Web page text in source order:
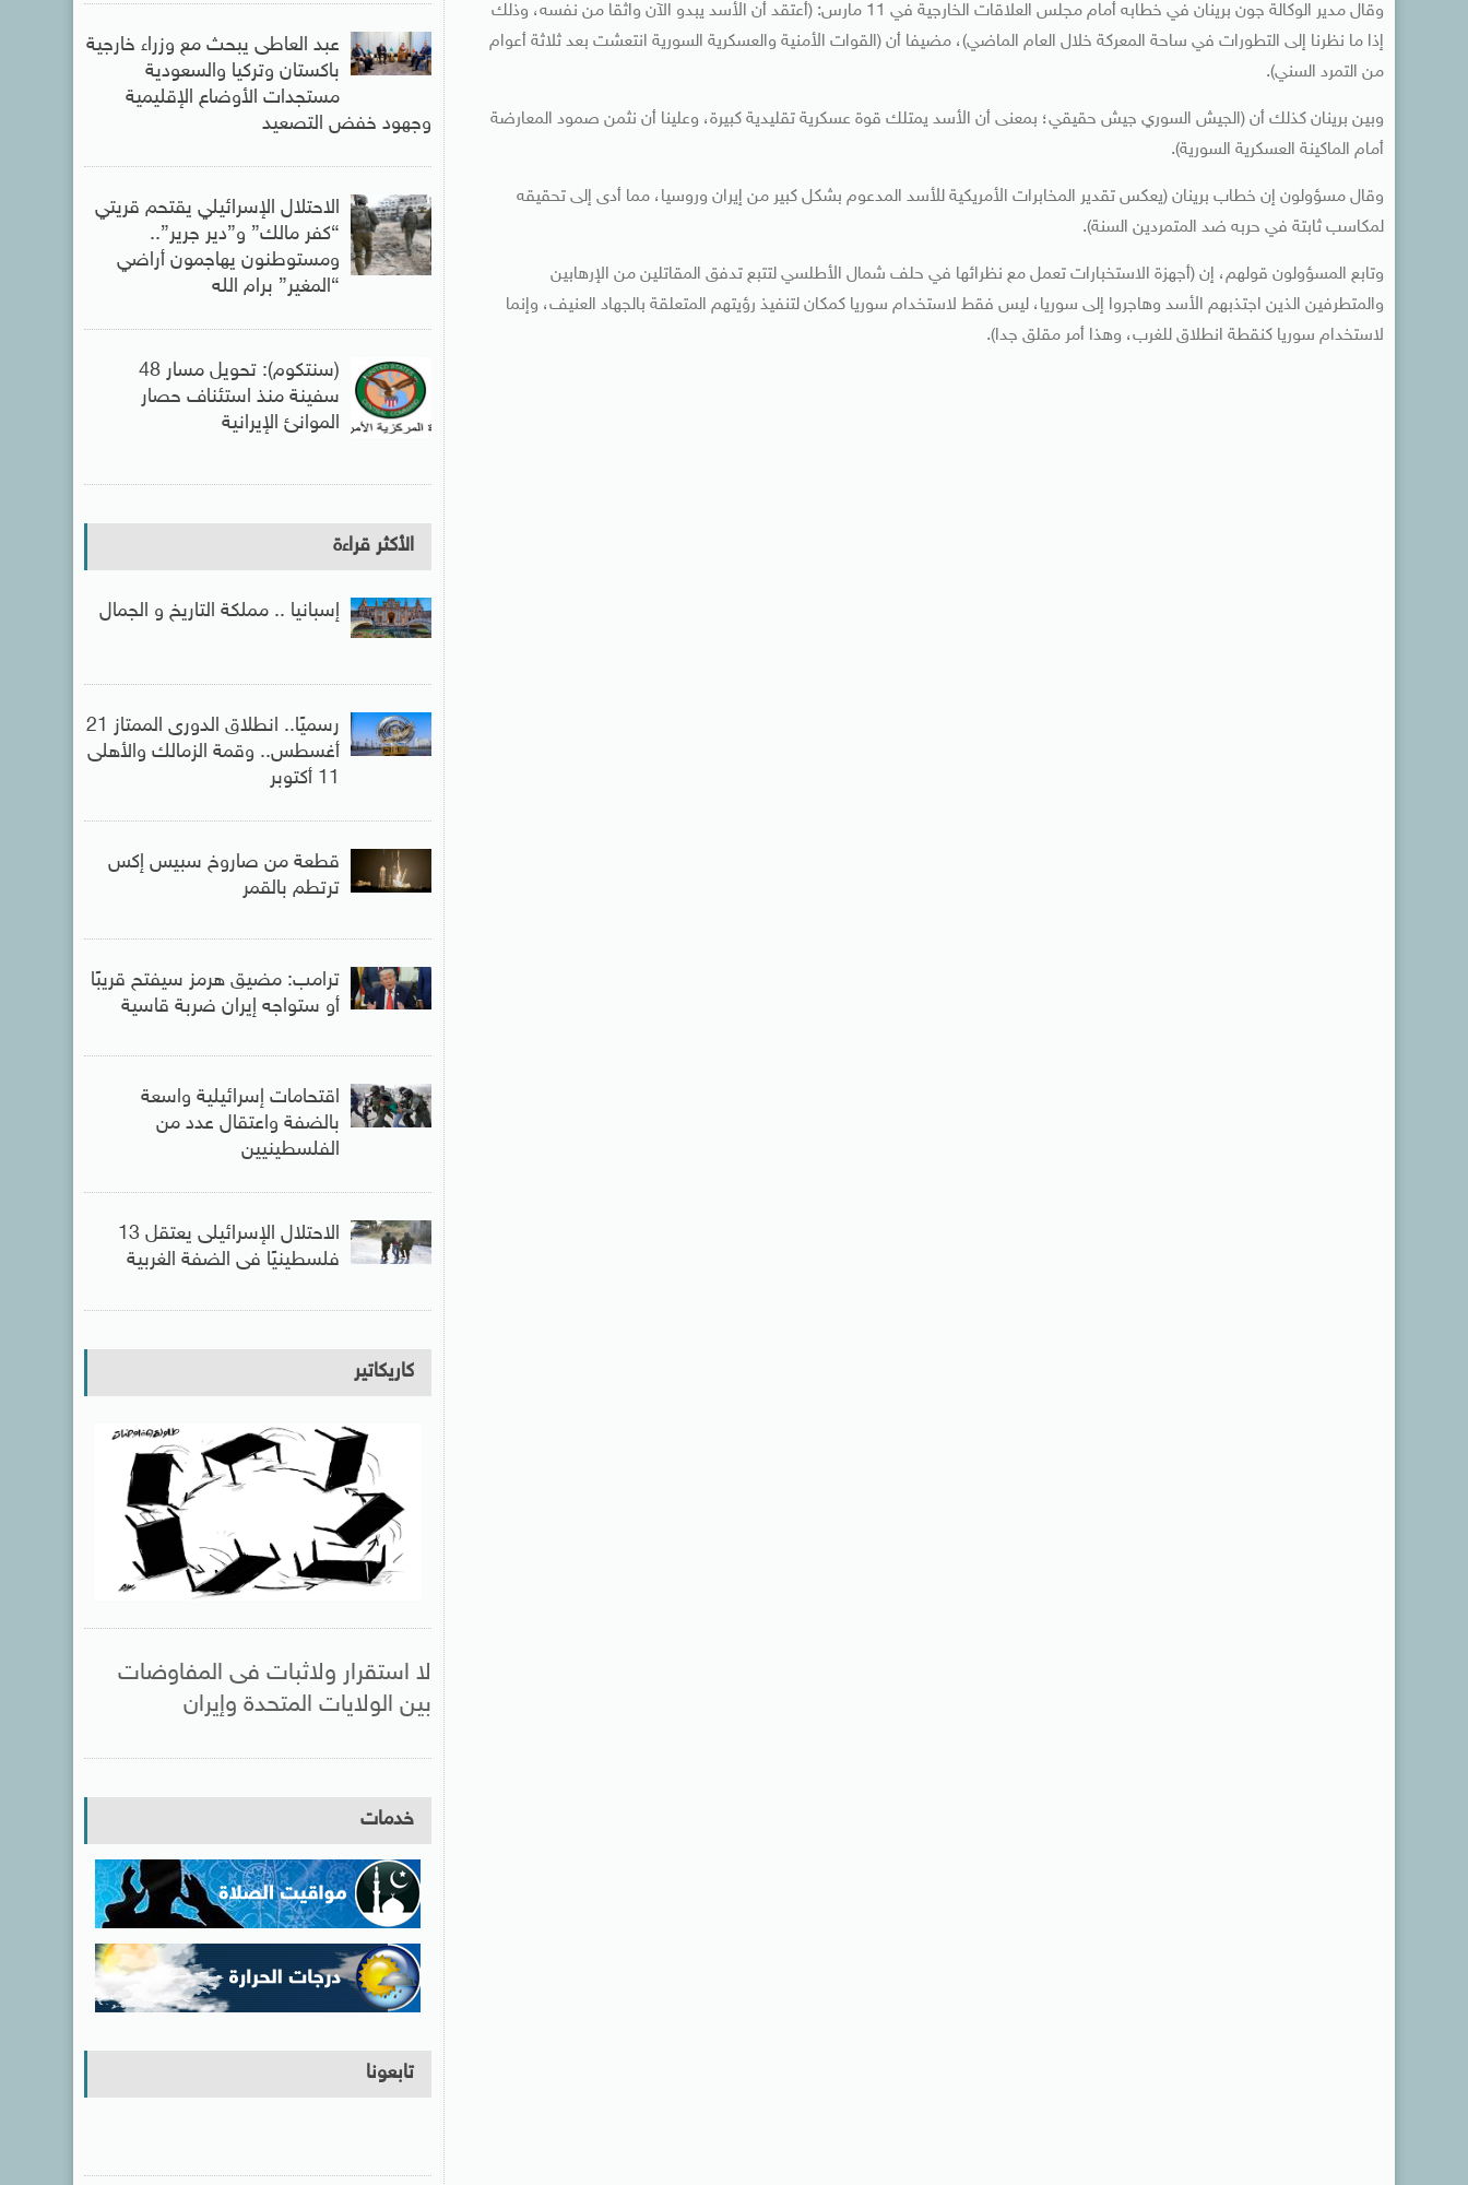
وقال مدير الوكالة جون برينان في خطابه أمام مجلس العلاقات الخارجية في 11 مارس: (أعتقد أن الأسد يبدو الآن واثقا من نفسه، وذلك
إذا ما نظرنا إلى التطورات في ساحة المعركة خلال العام الماضي)، مضيفا أن (القوات الأمنية والعسكرية السورية انتعشت بعد ثلاثة أعوام
من التمرد السني).
وبين برينان كذلك أن (الجيش السوري جيش حقيقي؛ بمعنى أن الأسد يمتلك قوة عسكرية تقليدية كبيرة، وعلينا أن نثمن صمود المعارضة
أمام الماكينة العسكرية السورية).
وقال مسؤولون إن خطاب برينان (يعكس تقدير المخابرات الأمريكية للأسد المدعوم بشكل كبير من إيران وروسيا، مما أدى إلى تحقيقه
لمكاسب ثابتة في حربه ضد المتمردين السنة).
وتابع المسؤولون قولهم، إن (أجهزة الاستخبارات تعمل مع نظرائها في حلف شمال الأطلسي لتتبع تدفق المقاتلين من الإرهابين
والمتطرفين الذين اجتذبهم الأسد وهاجروا إلى سوريا، ليس فقط لاستخدام سوريا كمكان لتنفيذ رؤيتهم المتعلقة بالجهاد العنيف، وإنما
لاستخدام سوريا كنقطة انطلاق للغرب، وهذا أمر مقلق جدا).
عبد العاطى يبحث مع وزراء خارجية
باكستان وتركيا والسعودية
مستجدات الأوضاع الإقليمية
وجهود خفض التصعيد
الاحتلال الإسرائيلي يقتحم قريتي
“كفر مالك” و”دير جرير”..
ومستوطنون يهاجمون أراضي
“المغير” برام الله
(سنتكوم): تحويل مسار 48
سفينة منذ استئناف حصار
الموانئ الإيرانية
الأكثر قراءة
إسبانيا .. مملكة التاريخ و الجمال
رسميًا.. انطلاق الدورى الممتاز 21
أغسطس.. وقمة الزمالك والأهلى
11 أكتوبر
قطعة من صاروخ سبيس إكس
ترتطم بالقمر
ترامب: مضيق هرمز سيفتح قريبًا
أو ستواجه إيران ضربة قاسية
اقتحامات إسرائيلية واسعة
بالضفة واعتقال عدد من
الفلسطينيين
الاحتلال الإسرائيلى يعتقل 13
فلسطينيًا فى الضفة الغربية
كاريكاتير
لا استقرار ولاثبات فى المفاوضات
بين الولايات المتحدة وإيران
خدمات
تابعونا